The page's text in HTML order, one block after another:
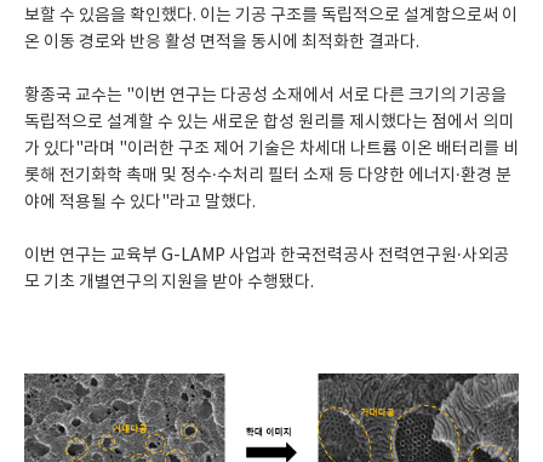
보할 수 있음을 확인했다. 이는 기공 구조를 독립적으로 설계함으로써 이
온 이동 경로와 반응 활성 면적을 동시에 최적화한 결과다.
황종국 교수는 "이번 연구는 다공성 소재에서 서로 다른 크기의 기공을
독립적으로 설계할 수 있는 새로운 합성 원리를 제시했다는 점에서 의미
가 있다"라며 "이러한 구조 제어 기술은 차세대 나트륨 이온 배터리를 비
롯해 전기화학 촉매 및 정수·수처리 필터 소재 등 다양한 에너지·환경 분
야에 적용될 수 있다"라고 말했다.
이번 연구는 교육부 G-LAMP 사업과 한국전력공사 전력연구원·사외공
모 기초 개별연구의 지원을 받아 수행됐다.